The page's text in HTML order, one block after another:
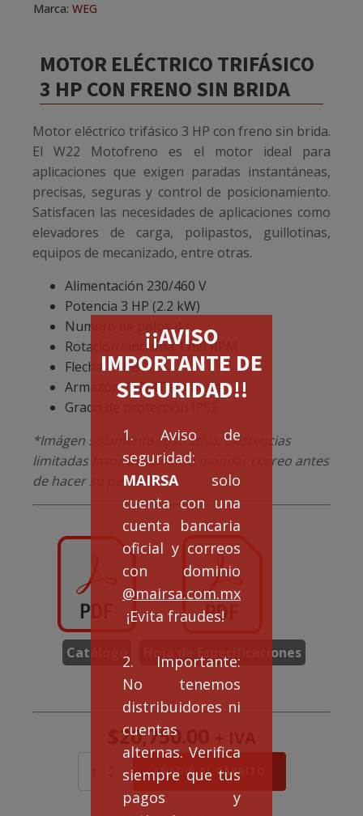
¡¡AVISO
IMPORTANTE DE
SEGURIDAD!!
1. Aviso de
seguridad:
MAIRSAsolo
cuenta con una
cuenta bancaria
oficial y correos
con dominio
@mairsa.com.mx
¡Evita fraudes!
2. Importante:
No tenemos
distribuidores ni
cuentas
alternas. Verifica
siempre que tus
pagos y
MOTOR ELÉCTRICO TRIFÁSICO
3 HP CON FRENO SIN BRIDA
Motor eléctrico trifásico 3 HP con freno sin brida.
El W22 Motofreno es el motor ideal para
aplicaciones que exigen paradas instantáneas,
precisas, seguras y control de posicionamiento.
Satisfacen las necesidades de aplicaciones como
elevadores de carga, polipastos, guillotinas,
equipos de mecanizado, entre otras.
Alimentación 230/460 V
Potencia 3 HP (2.2 kW)
Numero de polos 4
Rotación sincrona 1750 RPM
Flecha 1 1/8"
Armazón 182/4T sin brida
Grado de protección IP55
*Imágen solamente ilustrativa. Existencias
limitadas favor de llamar o mandar correo antes
de hacer su pedido.
Catálogo Hoja de Especificaciones
20,750.00
ELÉCTRICO
AÑADIR AL CARRITO
Marca: WEG